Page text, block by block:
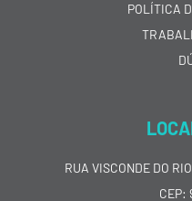
POLÍTICA
RUA VISCONDE DO
CEP: